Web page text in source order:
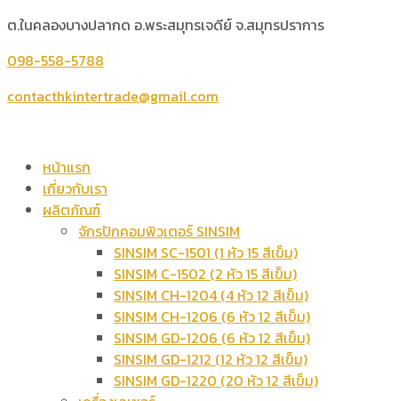
ต.ในคลองบางปลากด อ.พระสมุทรเจดีย์ จ.สมุทรปราการ
098-558-5788
contacthkintertrade@gmail.com
หน้าแรก
เกี่ยวกับเรา
ผลิตภัณฑ์
จักรปักคอมพิวเตอร์ SINSIM
SINSIM SC-1501 (1 หัว 15 สีเข็ม)
SINSIM C-1502 (2 หัว 15 สีเข็ม)
SINSIM CH-1204 (4 หัว 12 สีเข็ม)
SINSIM CH-1206 (6 หัว 12 สีเข็ม)
SINSIM GD-1206 (6 หัว 12 สีเข็ม)
SINSIM GD-1212 (12 หัว 12 สีเข็ม)
SINSIM GD-1220 (20 หัว 12 สีเข็ม)